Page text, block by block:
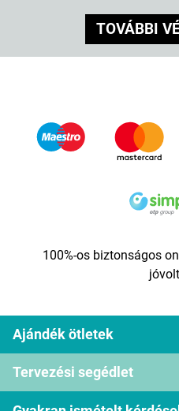
TOVÁBBI
100%-os biztonságos
Ajándék ötletek
Tervezési segédlet